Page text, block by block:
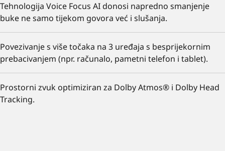
Tehnologija Voice Focus AI donosi napredno smanjenje
buke ne samo tijekom govora već i slušanja.
Povezivanje s više točaka na 3 uređaja s besprijekornim
prebacivanjem (npr. računalo, pametni telefon i tablet).
Prostorni zvuk optimiziran za Dolby Atmos® i Dolby Head
Tracking.